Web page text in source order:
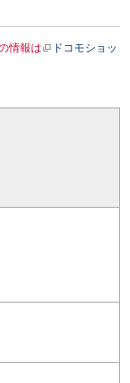
情報は
ドコモショッ